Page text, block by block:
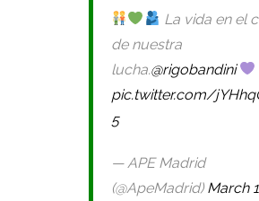
La vida en el
de nuestra
lucha.@rigobandini
pic.twitter.com/
5
— APE Madrid
(@ApeMadrid) March